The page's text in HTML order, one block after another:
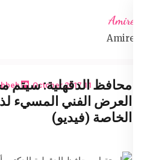
content
Amireta
Amireta
11 October 2017
محافظ الدقهلية: سيتم
العرض الفني المسيء
الخاصة (فيديو)